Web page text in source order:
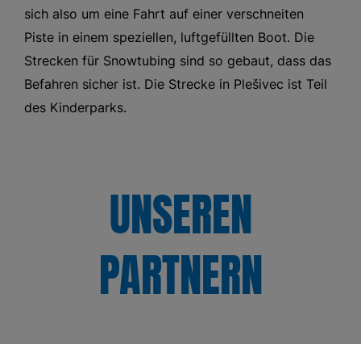
sich also um eine Fahrt auf einer verschneiten
Piste in einem speziellen, luftgefüllten Boot. Die
Strecken für Snowtubing sind so gebaut, dass das
Befahren sicher ist. Die Strecke in Plešivec ist Teil
des Kinderparks.
UNSEREN
PARTNERN